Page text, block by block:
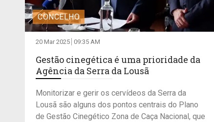
CONCELHO
20 Mar 2025 09:35 AM
Gestão cinegética é uma prioridade da
Agência da Serra da Lousã
Monitorizar e gerir os cervídeos da Serra da
Lousã são alguns dos pontos centrais do Plano
de Gestão Cinegético Zona de Caça Nacional, que